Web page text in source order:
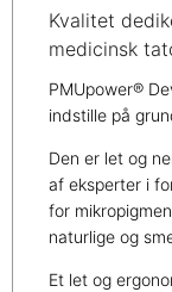
Kvalitet
medicinsk
PMUpower®
indstille på
Den er let og
af eksperter i
for
naturlige og
Et let og